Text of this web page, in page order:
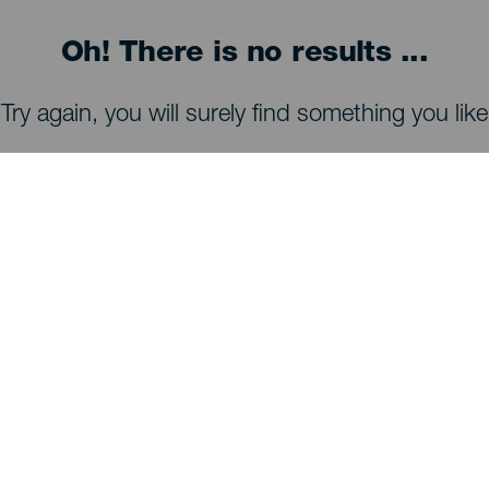
Oh! There is no results ...
Try again, you will surely find something you like